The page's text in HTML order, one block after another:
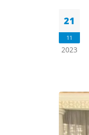
21
11
2023